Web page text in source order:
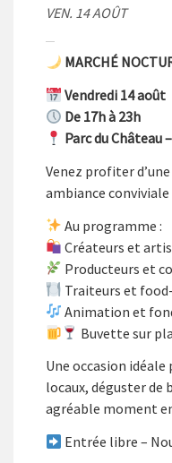
VEN. 14 AOÛT
MARCHÉ
Vendredi 14 août
De 17h à 23h
Parc du Château
Venez profiter
ambiance
Au programme :
Créateurs et
Producteurs et
Traiteurs et
Animation et
Buvette sur
Une occasion
locaux, déguster de
agréable moment
Entrée libre –